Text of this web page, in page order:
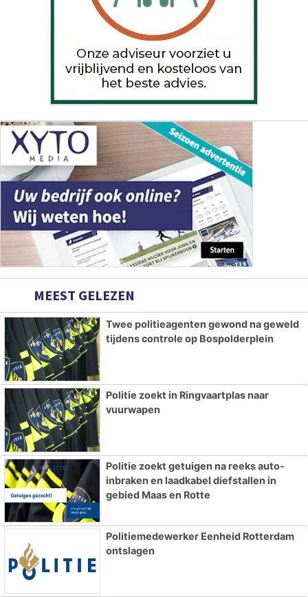
MEEST GELEZEN
Twee politieagenten gewond na geweld
tijdens controle op Bospolderplein
Politie zoekt in Ringvaartplas naar
vuurwapen
Politie zoekt getuigen na reeks auto-
inbraken en laadkabel diefstallen in
gebied Maas en Rotte
Politiemedewerker Eenheid Rotterdam
ontslagen